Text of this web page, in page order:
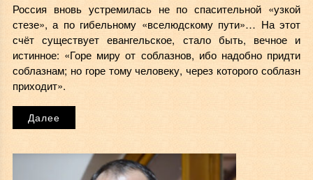
Россия вновь устремилась не по спасительной «узкой
стезе», а по гибельному «вселюдскому пути»… На этот
счёт существует евангельское, стало быть, вечное и
истинное: «Горе миру от соблазнов, ибо надобно придти
соблазнам; но горе тому человеку, через которого соблазн
приходит».
Далее